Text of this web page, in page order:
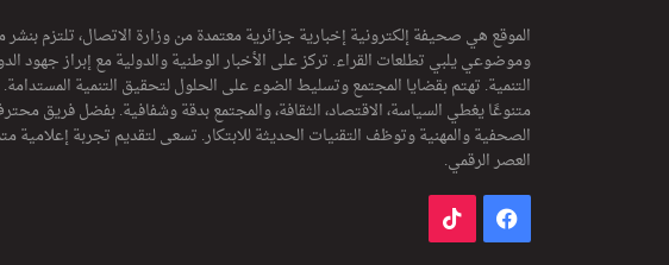
الموقع هي صحيفة إلكترونية إخبارية جزائرية معتمدة من وزارة الاتصال، تلتزم
وموضوعي يلبي تطلعات القراء. تركز على الأخبار الوطنية والدولية مع إبراز جهود
التنمية. تهتم بقضايا المجتمع وتسليط الضوء على الحلول لتحقيق التنمية
متنوعًا يغطي السياسة، الاقتصاد، الثقافة، والمجتمع بدقة وشفافية. بفضل فريق
الصحفية والمهنية وتوظف التقنيات الحديثة للابتكار. تسعى لتقديم تجربة إعلامية
العصر الرقمي.
فيسبوك